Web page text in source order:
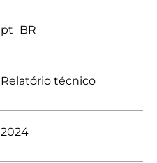
pt_BR
Relatório técnico
2024